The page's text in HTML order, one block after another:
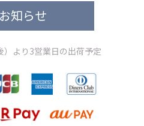
知らせ
より3営業日の出荷予定